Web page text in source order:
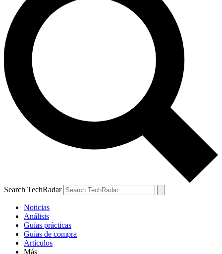
Search TechRadar
Noticias
Análisis
Guías prácticas
Guías de compra
Artículos
Más